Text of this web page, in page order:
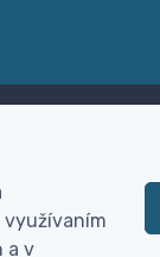
vlastný originálny
využívaním
a v